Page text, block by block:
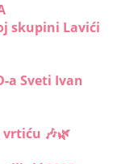
skupini Lavići
a Sveti Ivan
🎶🌿